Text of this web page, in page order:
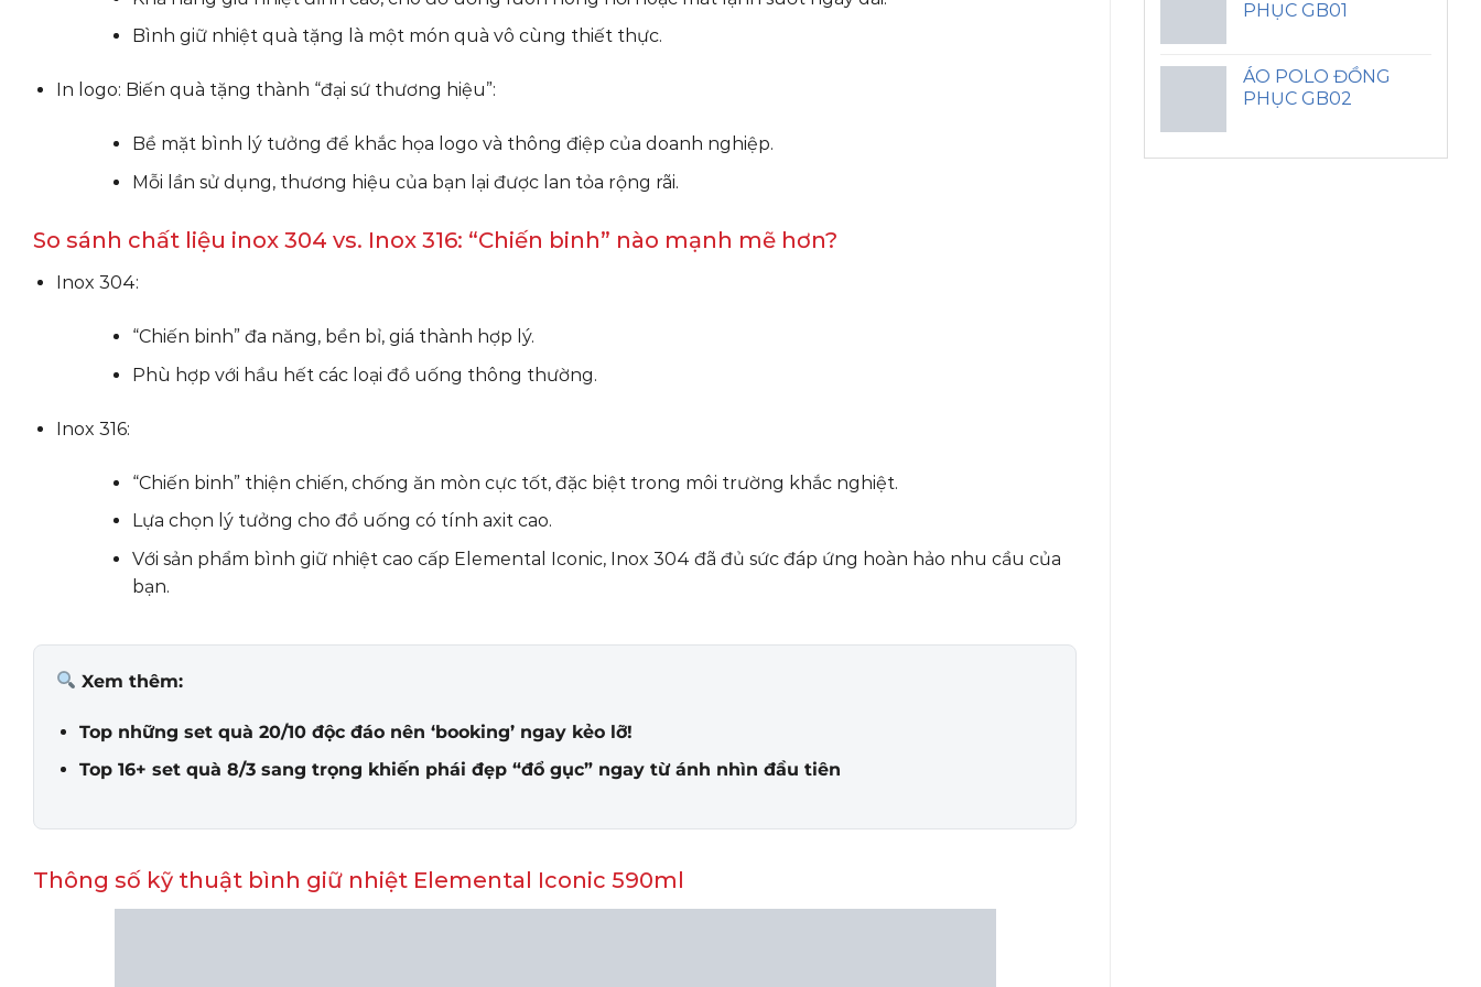
PHỤC GB01
ÁO POLO ĐỒNG
PHỤC GB02
Bình giữ nhiệt quà tặng là một món quà vô cùng thiết thực.
In logo: Biến quà tặng thành “đại sứ thương hiệu”:
Bề mặt bình lý tưởng để khắc họa logo và thông điệp của doanh nghiệp.
Mỗi lần sử dụng, thương hiệu của bạn lại được lan tỏa rộng rãi.
So sánh chất liệu inox 304 vs. Inox 316: “Chiến binh” nào mạnh mẽ hơn?
Inox 304:
“Chiến binh” đa năng, bền bỉ, giá thành hợp lý.
Phù hợp với hầu hết các loại đồ uống thông thường.
Inox 316:
“Chiến binh” thiện chiến, chống ăn mòn cực tốt, đặc biệt trong môi trường khắc nghiệt.
Lựa chọn lý tưởng cho đồ uống có tính axit cao.
Với sản phẩm bình giữ nhiệt cao cấp Elemental Iconic, Inox 304 đã đủ sức đáp ứng hoàn hảo nhu cầu của
bạn.
Xem thêm:
Top những set quà 20/10 độc đáo nên ‘booking’ ngay kẻo lỡ!
Top 16+ set quà 8/3 sang trọng khiến phái đẹp “đổ gục” ngay từ ánh nhìn đầu tiên
Thông số kỹ thuật bình giữ nhiệt Elemental Iconic 590ml